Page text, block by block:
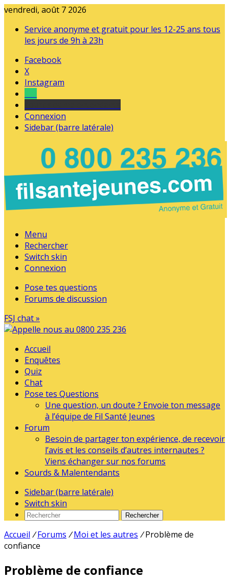
vendredi, août 7 2026
Service anonyme et gratuit pour les 12-25 ans tous
les jours de 9h à 23h
Facebook
X
Instagram
Connexion
Sidebar (barre latérale)
Menu
Rechercher
Switch skin
Connexion
Pose tes questions
Forums de discussion
FSJ chat »
Accueil
Enquêtes
Quiz
Chat
Pose tes Questions
Une question, un doute ? Envoie ton message
à l’équipe de Fil Santé Jeunes
Forum
Besoin de partager ton expérience, de recevoir
l’avis et les conseils d’autres internautes ?
Viens échanger sur nos forums
Sourds & Malentendants
Sidebar (barre latérale)
Switch skin
Rechercher
Accueil / Forums / Moi et les autres / Problème de
confiance
Problème de confiance